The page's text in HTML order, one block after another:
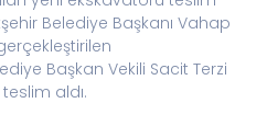
Belediye Başkanı Vahap
Başkan Vekili Sacit Terzi
aldı.